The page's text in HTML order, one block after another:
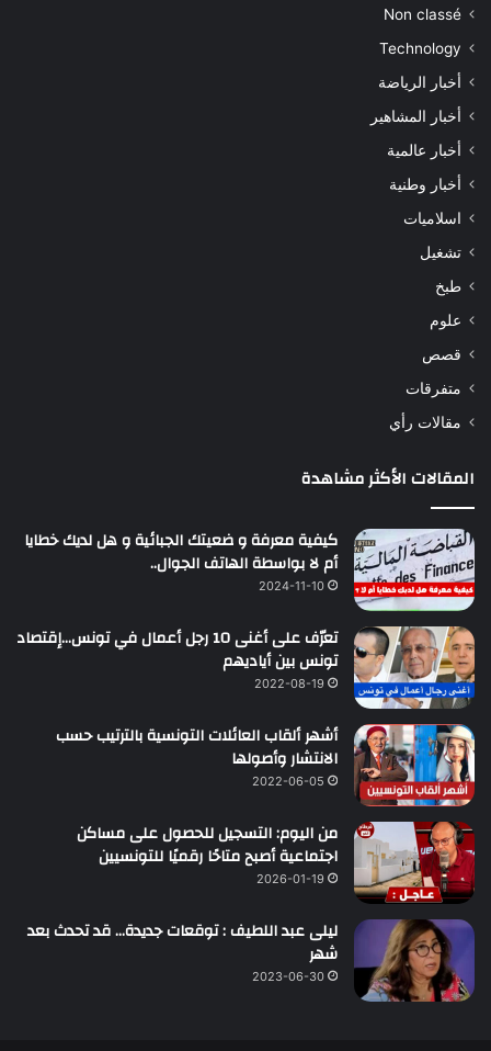
Non classé
Technology
أخبار الرياضة
أخبار المشاهير
أخبار عالمية
أخبار وطنية
اسلاميات
تشغيل
طبخ
علوم
قصص
متفرقات
مقالات رأي
المقالات الأكثر مشاهدة
كيفية معرفة و ضعيتك الجبائية و هل لديك خطايا
أم لا بواسطة الهاتف الجوال..
2024-11-10
تعرّف على أغنى 10 رجل أعمال في تونس…إقتصاد
تونس بين أياديهم
2022-08-19
أشهر ألقاب العائلات التونسية بالترتيب حسب
الانتشار وأصولها
2022-06-05
من اليوم: التسجيل للحصول على مساكن
اجتماعية أصبح متاحًا رقميًا للتونسيين
2026-01-19
ليلى عبد اللطيف : توقعات جديدة… قد تحدث بعد
شهر
2023-06-30